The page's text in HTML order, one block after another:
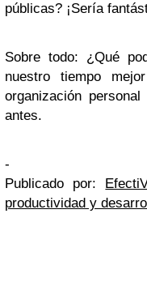
públicas? ¡Sería
Sobre todo: ¿Qué
nuestro tiempo
organización
antes.
-
Publicado por:
productividad y